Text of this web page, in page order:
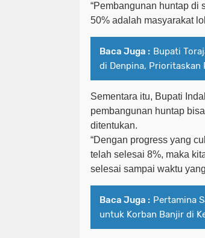
“Pembangunan huntap di
50% adalah masyarakat
Baca Juga : Bupati
di Denpina, Prioritaskan
Sementara itu, Bupati
pembangunan huntap
ditentukan.
“Dengan progress yang
telah selesai 8%, maka
selesai sampai waktu
Baca Juga : Pertamina
untuk Korban Banjir di